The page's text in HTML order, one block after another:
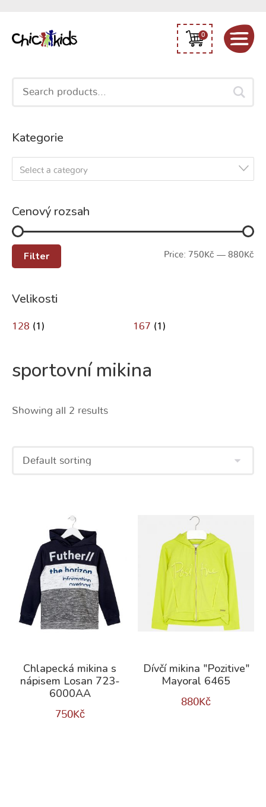
0
Search
Kategorie
Select a category
Cenový rozsah
Filter Price: 750Kč — 880Kč
Velikosti
128 (1) 167 (1)
sportovní mikina
Showing all 2 results
Chlapecká mikina s
nápisem Losan 723-
6000AA
750Kč
Dívčí mikina "Pozitive"
Mayoral 6465
880Kč